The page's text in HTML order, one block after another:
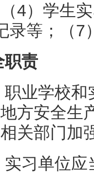
4）学生
录等；
职责
学校和
方安全生
相关部门
单位应